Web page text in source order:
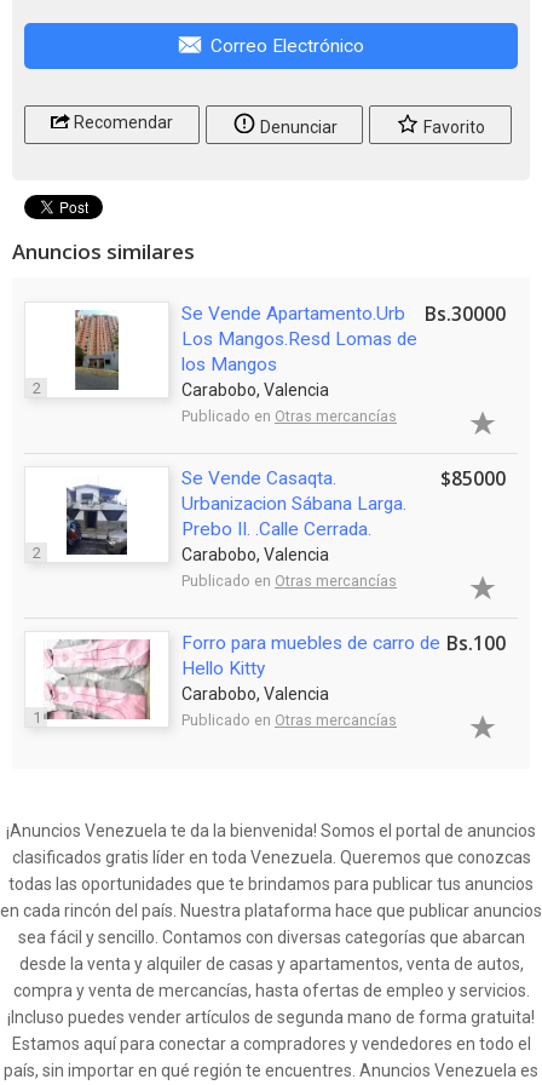
Correo Electrónico
Recomendar Denunciar Favorito
Anuncios similares
2
Se Vende Apartamento.Urb
Los Mangos.Resd Lomas de
los Mangos
Carabobo, Valencia
Publicado en Otras mercancías
Bs.30000
2
Se Vende Casaqta.
Urbanizacion Sábana Larga.
Prebo II. .Calle Cerrada.
Carabobo, Valencia
Publicado en Otras mercancías
$85000
1
Forro para muebles de carro de
Hello Kitty
Carabobo, Valencia
Publicado en Otras mercancías
Bs.100
¡Anuncios Venezuela te da la bienvenida! Somos el portal de anuncios
clasificados gratis líder en toda Venezuela. Queremos que conozcas
todas las oportunidades que te brindamos para publicar tus anuncios
en cada rincón del país. Nuestra plataforma hace que publicar anuncios
sea fácil y sencillo. Contamos con diversas categorías que abarcan
desde la venta y alquiler de casas y apartamentos, venta de autos,
compra y venta de mercancías, hasta ofertas de empleo y servicios.
¡Incluso puedes vender artículos de segunda mano de forma gratuita!
Estamos aquí para conectar a compradores y vendedores en todo el
país, sin importar en qué región te encuentres. Anuncios Venezuela es